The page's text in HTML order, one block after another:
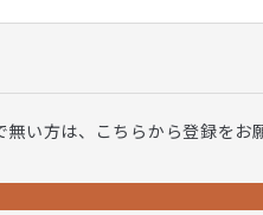
無い方は、こちらから登録をお